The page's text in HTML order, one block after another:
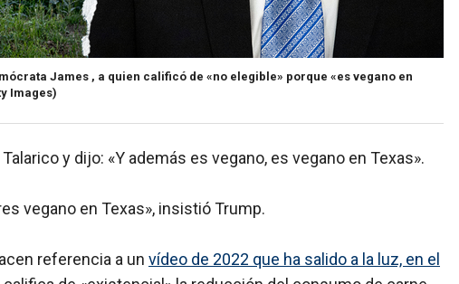
James , a quien calificó de «no elegible» porque «es vegano en
Images)
y dijo: «Y además es vegano, es vegano en Texas».
vegano en Texas», insistió Trump.
referencia a un vídeo de 2022 que ha salido a la luz, en el